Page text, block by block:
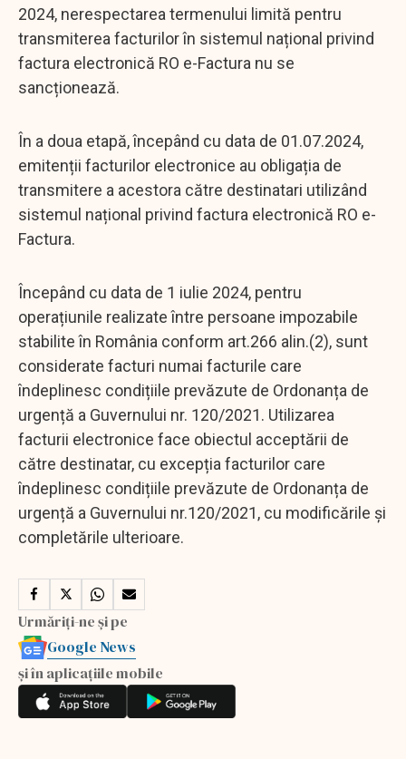
2024, nerespectarea termenului limită pentru
transmiterea facturilor în sistemul național privind
factura electronică RO e-Factura nu se
sancționează.
În a doua etapă, începând cu data de 01.07.2024,
emitenții facturilor electronice au obligația de
transmitere a acestora către destinatari utilizând
sistemul național privind factura electronică RO e-
Factura.
Începând cu data de 1 iulie 2024, pentru
operațiunile realizate între persoane impozabile
stabilite în România conform art.266 alin.(2), sunt
considerate facturi numai facturile care
îndeplinesc condițiile prevăzute de Ordonanța de
urgență a Guvernului nr. 120/2021. Utilizarea
facturii electronice face obiectul acceptării de
către destinatar, cu excepția facturilor care
îndeplinesc condițiile prevăzute de Ordonanța de
urgență a Guvernului nr.120/2021, cu modificările și
completările ulterioare.
Urmăriți-ne și pe
Google News
și în aplicațiile mobile